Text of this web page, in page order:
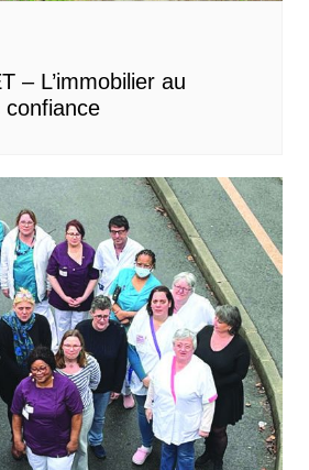
– L’immobilier au
confiance